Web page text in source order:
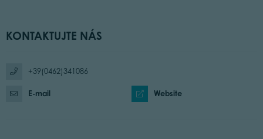
KONTAKTUJTE NÁS
+39(0462)341086
E-mail Website